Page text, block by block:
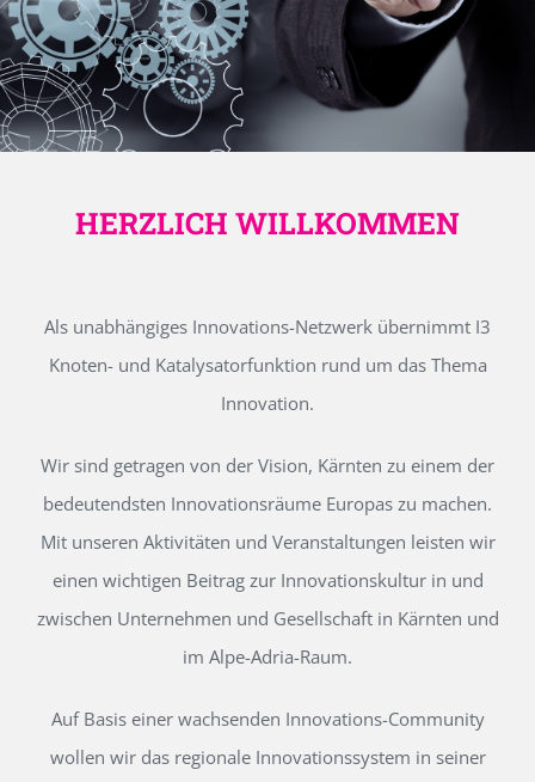
HERZLICH WILLKOMMEN
Als unabhängiges Innovations-Netzwerk übernimmt I3
Knoten- und Katalysatorfunktion rund um das Thema
Innovation.
Wir sind getragen von der Vision, Kärnten zu einem der
bedeutendsten Innovationsräume Europas zu machen.
Mit unseren Aktivitäten und Veranstaltungen leisten wir
einen wichtigen Beitrag zur Innovationskultur in und
zwischen Unternehmen und Gesellschaft in Kärnten und
im Alpe-Adria-Raum.
Auf Basis einer wachsenden Innovations-Community
wollen wir das regionale Innovationssystem in seiner